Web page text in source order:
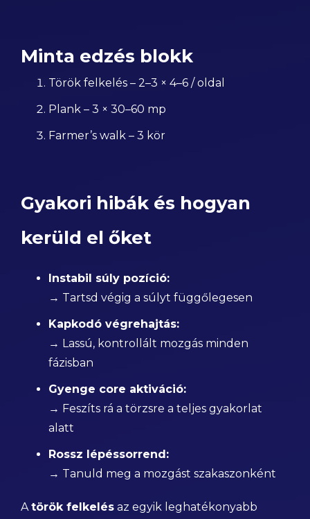
Minta edzés blokk
Török felkelés – 2–3 × 4–6 / oldal
Plank – 3 × 30–60 mp
Farmer’s walk – 3 kör
Gyakori hibák és hogyan
kerüld el őket
Instabil súly pozíció:
→ Tartsd végig a súlyt függőlegesen
Kapkodó végrehajtás:
→ Lassú, kontrollált mozgás minden
fázisban
Gyenge core aktiváció:
→ Feszíts rá a törzsre a teljes gyakorlat
alatt
Rossz lépéssorrend:
→ Tanuld meg a mozgást szakaszonként
Atörök felkelés az egyik leghatékonyabb